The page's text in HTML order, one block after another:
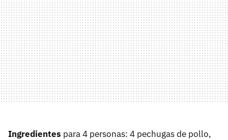
Ingredientes para 4 personas: 4 pechugas de pollo,